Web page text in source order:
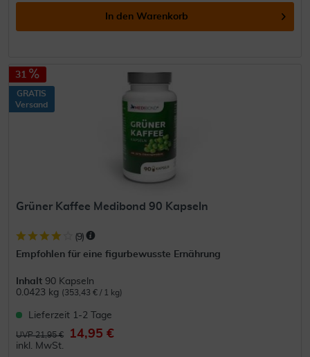
In den Warenkorb
31
GRATIS
Versand
Grüner Kaffee Medibond 90 Kapseln
(9)
Empfohlen für eine figurbewusste Ernährung
Inhalt 90 Kapseln
0.0423 kg (353,43 € / 1 kg)
Lieferzeit 1-2 Tage
UVP 21,95 € 14,95 €
inkl. MwSt.